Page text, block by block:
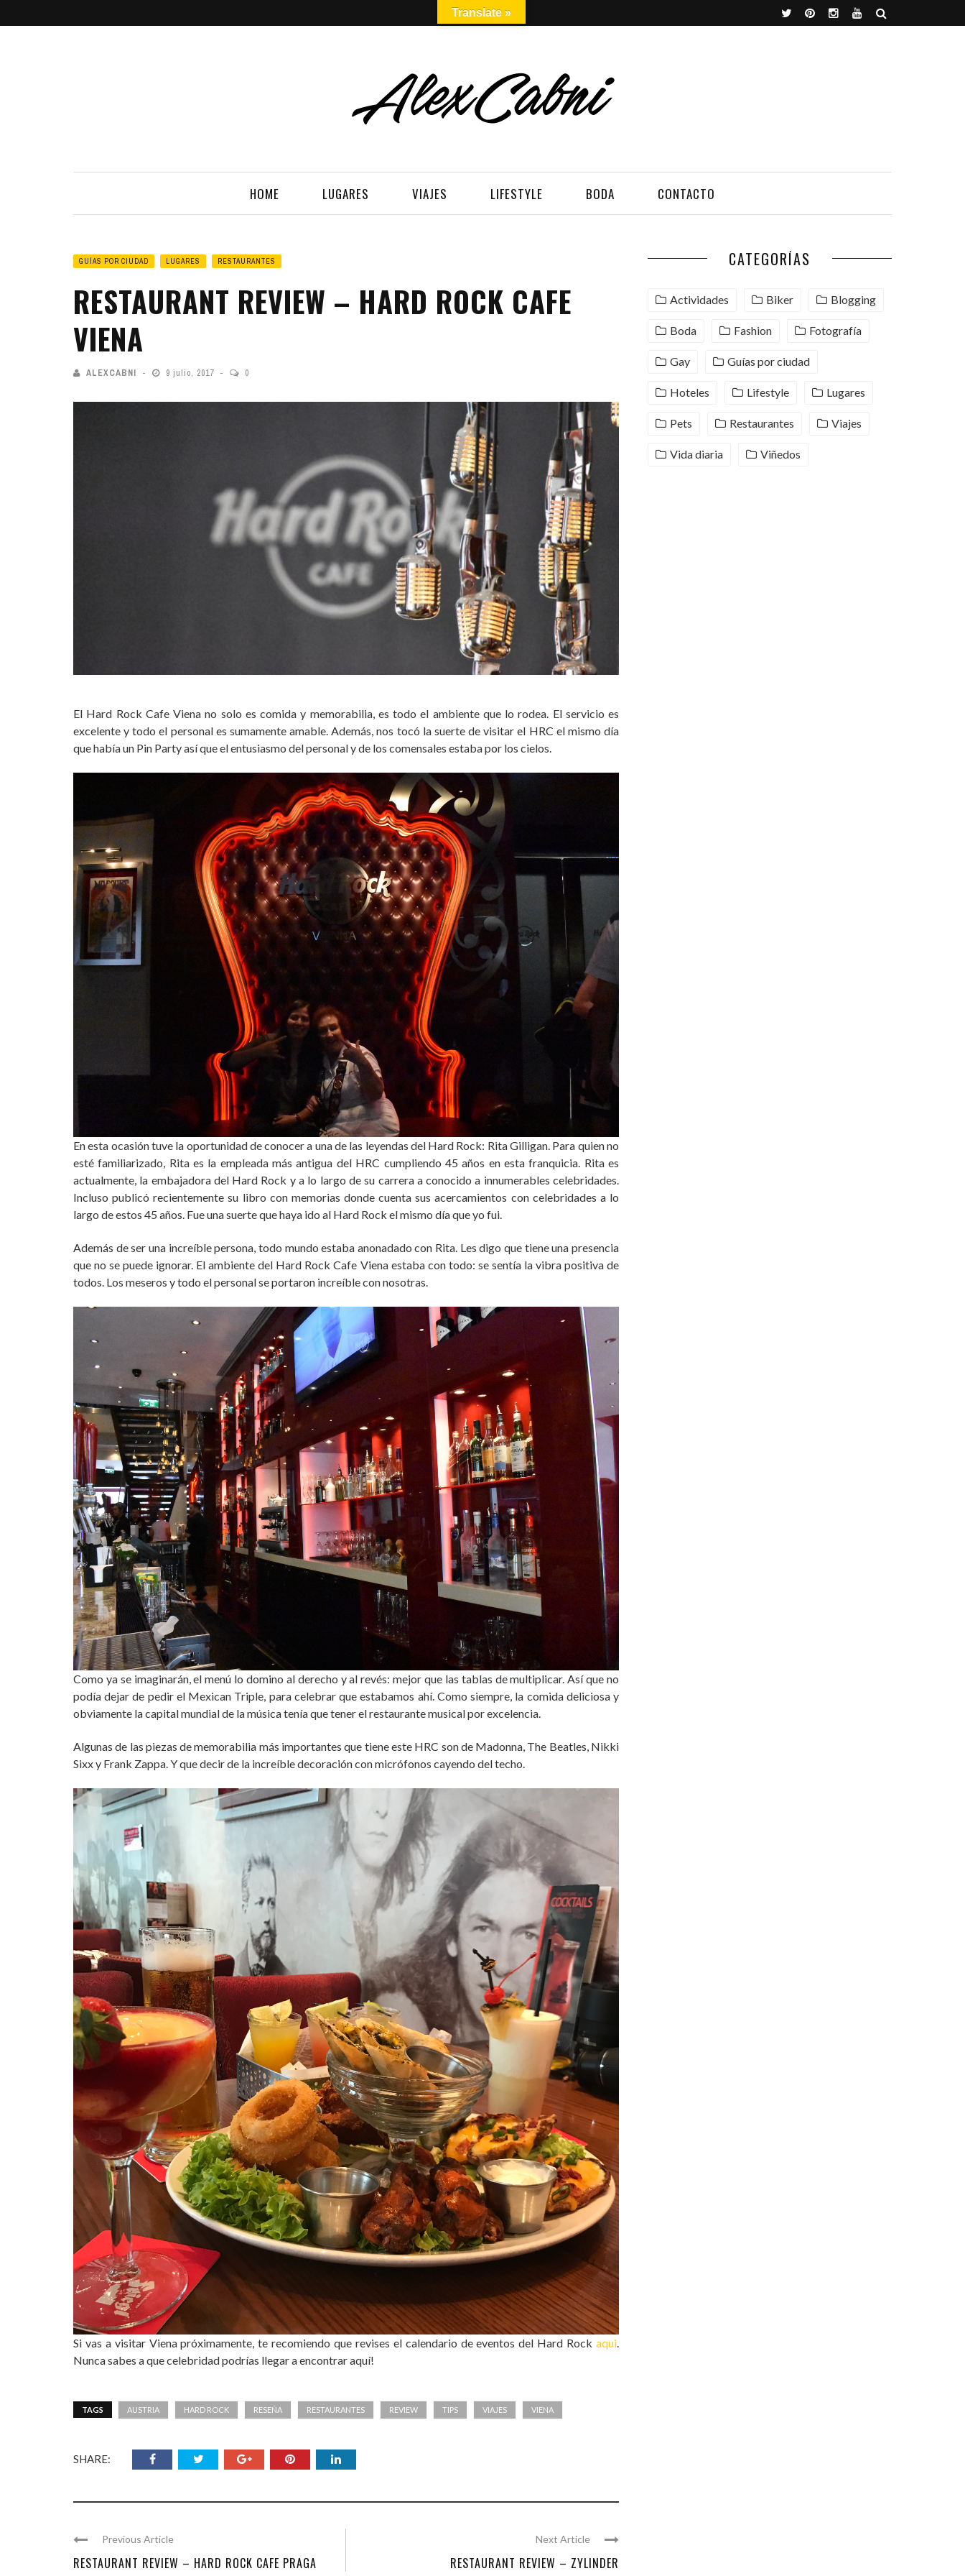
HOME LUGARES VIAJES LIFESTYLE BODA CONTACTO
GUÍAS POR CIUDAD LUGARES RESTAURANTES
RESTAURANT REVIEW – HARD ROCK CAFE
VIENA
ALEXCABNI 9 julio, 2017 0
El Hard Rock Cafe Viena no solo es comida y memorabilia, es todo el ambiente que lo rodea. El servicio es
excelente y todo el personal es sumamente amable. Además, nos tocó la suerte de visitar el HRC el mismo día
que había un Pin Party así que el entusiasmo del personal y de los comensales estaba por los cielos.
En esta ocasión tuve la oportunidad de conocer a una de las leyendas del Hard Rock: Rita Gilligan. Para quien no
esté familiarizado, Rita es la empleada más antigua del HRC cumpliendo 45 años en esta franquicia. Rita es
actualmente, la embajadora del Hard Rock y a lo largo de su carrera a conocido a innumerables celebridades.
Incluso publicó recientemente su libro con memorias donde cuenta sus acercamientos con celebridades a lo
largo de estos 45 años. Fue una suerte que haya ido al Hard Rock el mismo día que yo fui.
Además de ser una increíble persona, todo mundo estaba anonadado con Rita. Les digo que tiene una presencia
que no se puede ignorar. El ambiente del Hard Rock Cafe Viena estaba con todo: se sentía la vibra positiva de
todos. Los meseros y todo el personal se portaron increíble con nosotras.
Como ya se imaginarán, el menú lo domino al derecho y al revés: mejor que las tablas de multiplicar. Así que no
podía dejar de pedir el Mexican Triple, para celebrar que estabamos ahí. Como siempre, la comida deliciosa y
obviamente la capital mundial de la música tenía que tener el restaurante musical por excelencia.
Algunas de las piezas de memorabilia más importantes que tiene este HRC son de Madonna, The Beatles, Nikki
Sixx y Frank Zappa. Y que decir de la increíble decoración con micrófonos cayendo del techo.
Si vas a visitar Viena próximamente, te recomiendo que revises el calendario de eventos del Hard Rock aqui.
Nunca sabes a que celebridad podrías llegar a encontrar aquí!
TAGS AUSTRIA HARD ROCK RESEÑA RESTAURANTES REVIEW TIPS VIAJES VIENA
SHARE:
Previous Article
RESTAURANT REVIEW – HARD ROCK CAFE PRAGA
Next Article
RESTAURANT REVIEW – ZYLINDER
CATEGORÍAS
Actividades Biker Blogging
Boda Fashion Fotografía
Gay Guías por ciudad
Hoteles Lifestyle Lugares
Pets Restaurantes Viajes
Vida diaria Viñedos
Translate »